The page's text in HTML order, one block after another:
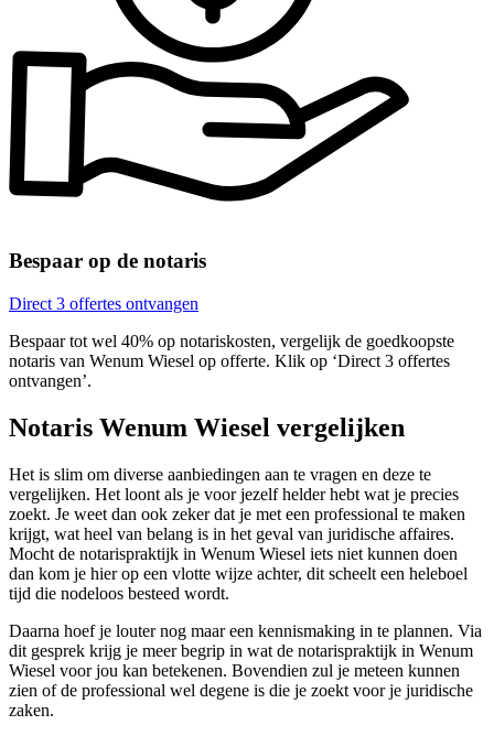
Bespaar op de notaris
Direct 3 offertes ontvangen
Bespaar tot wel 40% op notariskosten, vergelijk de goedkoopste
notaris van Wenum Wiesel op offerte. Klik op ‘Direct 3 offertes
ontvangen’.
Notaris Wenum Wiesel vergelijken
Het is slim om diverse aanbiedingen aan te vragen en deze te
vergelijken. Het loont als je voor jezelf helder hebt wat je precies
zoekt. Je weet dan ook zeker dat je met een professional te maken
krijgt, wat heel van belang is in het geval van juridische affaires.
Mocht de notarispraktijk in Wenum Wiesel iets niet kunnen doen
dan kom je hier op een vlotte wijze achter, dit scheelt een heleboel
tijd die nodeloos besteed wordt.
Daarna hoef je louter nog maar een kennismaking in te plannen. Via
dit gesprek krijg je meer begrip in wat de notarispraktijk in Wenum
Wiesel voor jou kan betekenen. Bovendien zul je meteen kunnen
zien of de professional wel degene is die je zoekt voor je juridische
zaken.